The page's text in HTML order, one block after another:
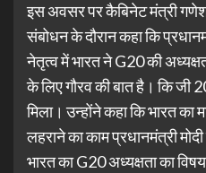
इस अवसर पर कैबिनेट मंत्री
संबोधन के दौरान कहा कि
नेतृत्व में भारत ने G20 की
के लिए गौरव की बात है। कि जी
मिला। उन्होंने कहा कि भारत का
लहराने का काम प्रधानमंत्री
भारत का G20 अध्यक्षता का